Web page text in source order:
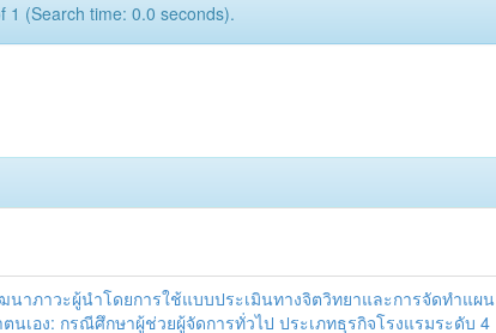
1 (Search time: 0.0 seconds).
นาภาวะผู้นำโดยการใช้แบบประเมินทางจิตวิทยาและการจัดทำแผน
นเอง: กรณีศึกษาผู้ช่วยผู้จัดการทั่วไป ประเภทธุรกิจโรงแรมระดับ 4